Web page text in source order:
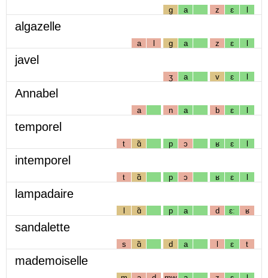
g a z ɛ l
algazelle
a l g a z ɛ l
javel
ʒ a v ɛ l
Annabel
a n a b ɛ l
temporel
t ɑ̃ p ɔ ʁ ɛ l
intemporel
t ɑ̃ p ɔ ʁ ɛ l
lampadaire
l ɑ̃ p a d ɛː ʁ
sandalette
s ɑ̃ d a l ɛ t
mademoiselle